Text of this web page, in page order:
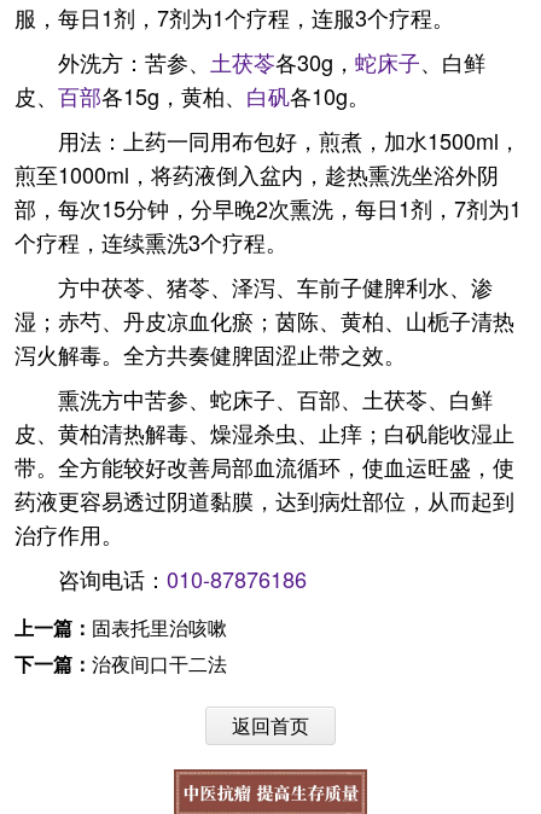
服，每日1剂，7剂为1个疗程，连服3个疗程。
外洗方：苦参、 土茯苓各30g， 蛇床子、白鲜
皮、 百部各15g，黄柏、 白矾各10g。
用法：上药一同用布包好，煎煮，加水1500ml，
煎至1000ml，将药液倒入盆内，趁热熏洗坐浴外阴
部，每次15分钟，分早晚2次熏洗，每日1剂，7剂为1
个疗程，连续熏洗3个疗程。
方中茯苓、猪苓、泽泻、车前子健脾利水、渗
湿；赤芍、丹皮凉血化瘀；茵陈、黄柏、山栀子清热
泻火解毒。全方共奏健脾固涩止带之效。
熏洗方中苦参、蛇床子、百部、土茯苓、白鲜
皮、黄柏清热解毒、燥湿杀虫、止痒；白矾能收湿止
带。全方能较好改善局部血流循环，使血运旺盛，使
药液更容易透过阴道黏膜，达到病灶部位，从而起到
治疗作用。
咨询电话： 010-87876186
上一篇： 固表托里治咳嗽
下一篇： 治夜间口干二法
返回首页